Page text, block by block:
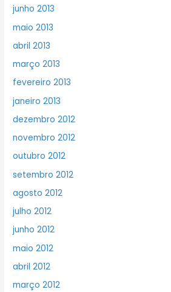
junho 2013
maio 2013
abril 2013
março 2013
fevereiro 2013
janeiro 2013
dezembro 2012
novembro 2012
outubro 2012
setembro 2012
agosto 2012
julho 2012
junho 2012
maio 2012
abril 2012
março 2012